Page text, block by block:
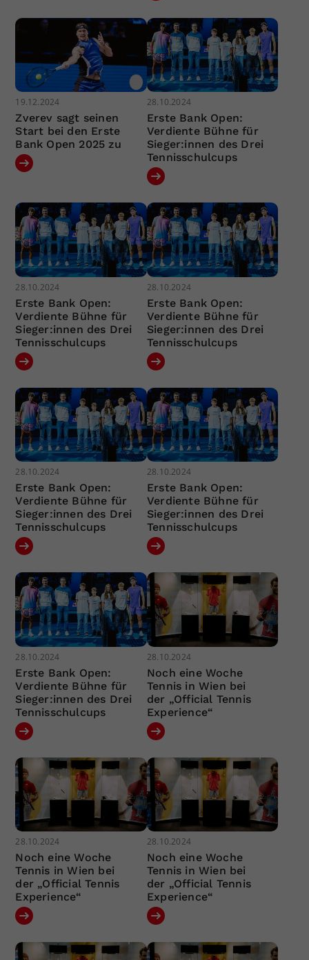
19.12.2024
Zverev sagt seinen
Start bei den Erste
Bank Open 2025 zu
28.10.2024
Erste Bank Open:
Verdiente Bühne für
Sieger:innen des Drei
Tennisschulcups
28.10.2024
Erste Bank Open:
Verdiente Bühne für
Sieger:innen des Drei
Tennisschulcups
28.10.2024
Erste Bank Open:
Verdiente Bühne für
Sieger:innen des Drei
Tennisschulcups
28.10.2024
Erste Bank Open:
Verdiente Bühne für
Sieger:innen des Drei
Tennisschulcups
28.10.2024
Erste Bank Open:
Verdiente Bühne für
Sieger:innen des Drei
Tennisschulcups
28.10.2024
Erste Bank Open:
Verdiente Bühne für
Sieger:innen des Drei
Tennisschulcups
28.10.2024
Noch eine Woche
Tennis in Wien bei
der „Official Tennis
Experience“
28.10.2024
Noch eine Woche
Tennis in Wien bei
der „Official Tennis
Experience“
28.10.2024
Noch eine Woche
Tennis in Wien bei
der „Official Tennis
Experience“